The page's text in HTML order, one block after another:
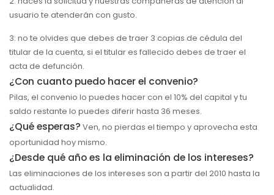
usuario te atenderán con gusto.
3: no te olvides que debes de traer 3 copias de cédula del
titular de la cuenta, si el titular es fallecido debes de traer el
acta de defunción.
¿Con cuanto puedo hacer el convenio?
Pilas, el convenio lo puedes hacer con el 10% del capital y tu
saldo restante lo puedes diferir hasta 36 meses.
¿Qué esperas? Ven, no pierdas el tiempo y aprovecha esta
oportunidad hoy mismo.
¿Desde qué año es la eliminación de los intereses?
Las eliminaciones de los intereses son a partir del 2010 hasta la
actualidad.